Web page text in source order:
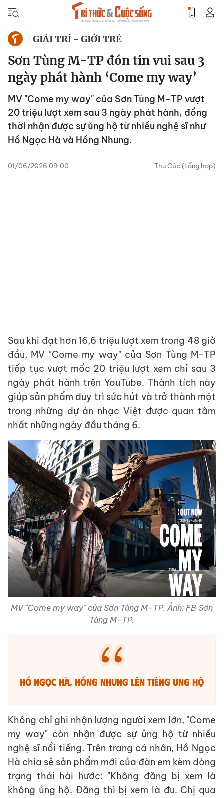
GIẢI TRÍ - GIỚI TRẺ
Sơn Tùng M-TP đón tin vui sau 3
ngày phát hành ‘Come my way’
MV "Come my way" của Sơn Tùng M-TP vượt
20 triệu lượt xem sau 3 ngày phát hành, đồng
thời nhận được sự ủng hộ từ nhiều nghệ sĩ như
Hồ Ngọc Hà và Hồng Nhung.
01/06/2026 09:00 Thu Cúc (tổng hợp)
Sau khi đạt hơn 16,6 triệu lượt xem trong 48 giờ
đầu, MV "Come my way" của Sơn Tùng M-TP
tiếp tục vượt mốc 20 triệu lượt xem chỉ sau 3
ngày phát hành trên YouTube. Thành tích này
giúp sản phẩm duy trì sức hút và trở thành một
trong những dự án nhạc Việt được quan tâm
nhất những ngày đầu tháng 6.
MV "Come my way" của Sơn Tùng M-TP. Ảnh: FB Sơn
Tùng M-TP.
Hồ Ngọc Hà, Hồng Nhung lên tiếng ủng hộ
Không chỉ ghi nhận lượng người xem lớn, "Come
my way" còn nhận được sự ủng hộ từ nhiều
nghệ sĩ nổi tiếng. Trên trang cá nhân, Hồ Ngọc
Hà chia sẻ sản phẩm mới của đàn em kèm dòng
trạng thái hài hước: "Không đăng bị xem là
không ủng hộ. Đăng thì bị xem là đu. Chị qua